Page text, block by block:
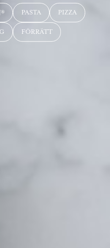
PASTA PIZZA
FÖRRÄTT